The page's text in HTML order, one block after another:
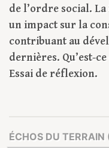
de l’ordre social.
un impact sur la
contribuant au
dernières. Qu’est-
Essai de réflexion.
ÉCHOS DU TERRAIN